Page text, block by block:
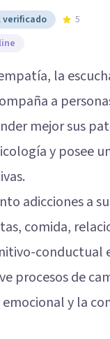
verificado
5
la
a
mejor sus
y posee
adicciones a
comida,
conductual
procesos de
y la